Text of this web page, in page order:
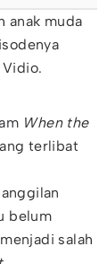
anak muda
When the
terlibat
belum
salah